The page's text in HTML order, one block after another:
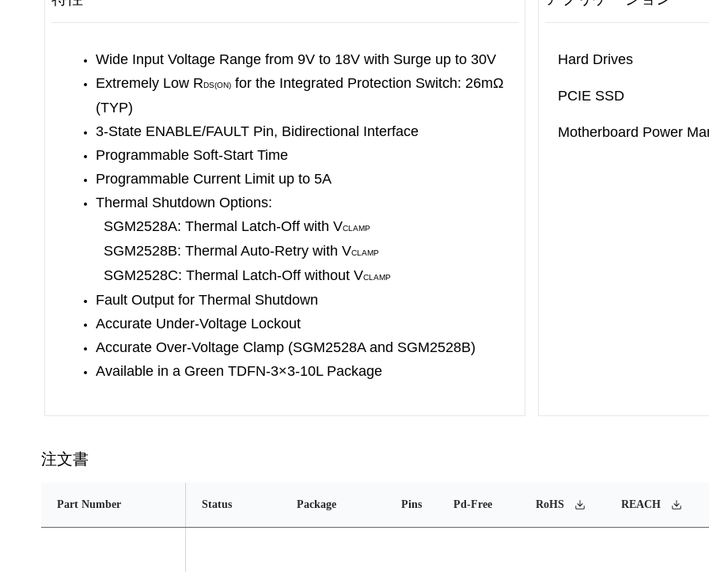
Wide Input Voltage Range from 9V to 18V with Surge up to 30V
Extremely Low RDS(ON) for the Integrated Protection Switch: 26mΩ
(TYP)
3-State ENABLE/FAULT Pin, Bidirectional Interface
Programmable Soft-Start Time
Programmable Current Limit up to 5A
Thermal Shutdown Options:
SGM2528A: Thermal Latch-Off with VCLAMP
SGM2528B: Thermal Auto-Retry with VCLAMP
SGM2528C: Thermal Latch-Off without VCLAMP
Fault Output for Thermal Shutdown
Accurate Under-Voltage Lockout
Accurate Over-Voltage Clamp (SGM2528A and SGM2528B)
Available in a Green TDFN-3×3-10L Package
Hard Drives
PCIE SSD
Motherboard Power
注文書
Part Number Status Package Pins Pd-Free RoHS REACH